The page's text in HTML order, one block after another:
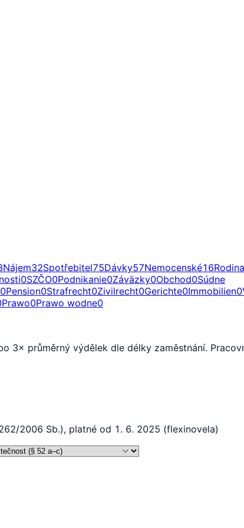
Nájem32Spotřebitel75Dávky57Nemocenské16Rodina
0SZČO0Podnikanie0Záväzky0Obchod0Súdne
0Pension0Strafrecht0Zivilrecht0Gerichte0Immobilien0
Prawo0Prawo wodne0
3× průměrný výdělek dle délky zaměstnání.
2006 Sb.), platné od 1. 6. 2025 (flexinovela)